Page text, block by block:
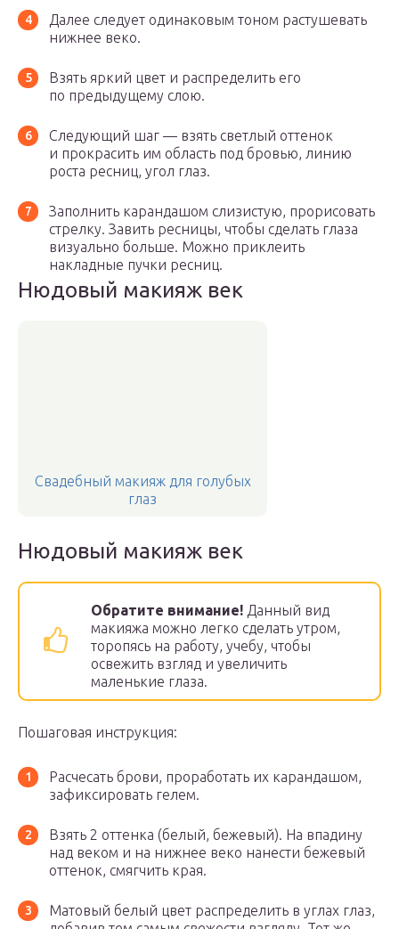
Далее следует одинаковым тоном растушевать
нижнее веко.
Взять яркий цвет и распределить его
по предыдущему слою.
Следующий шаг — взять светлый оттенок
и прокрасить им область под бровью, линию
роста ресниц, угол глаз.
Заполнить карандашом слизистую, прорисовать
стрелку. Завить ресницы, чтобы сделать глаза
визуально больше. Можно приклеить
накладные пучки ресниц.
Нюдовый макияж век
Свадебный макияж для голубых
глаз
Нюдовый макияж век
Обратите внимание! Данный вид
макияжа можно легко сделать утром,
торопясь на работу, учебу, чтобы
освежить взгляд и увеличить
маленькие глаза.
Пошаговая инструкция:
Расчесать брови, проработать их карандашом,
зафиксировать гелем.
Взять 2 оттенка (белый, бежевый). На впадину
над веком и на нижнее веко нанести бежевый
оттенок, смягчить края.
Матовый белый цвет распределить в углах глаз,